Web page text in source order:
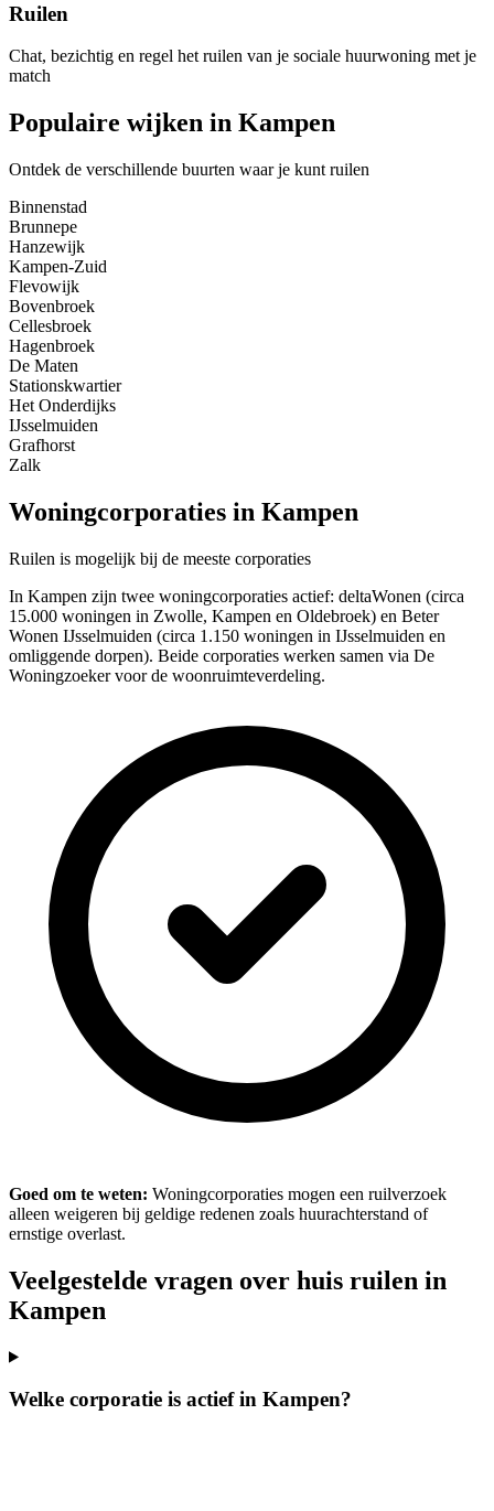
Ruilen
Chat, bezichtig en regel het ruilen van je sociale huurwoning met je
match
Populaire wijken in Kampen
Ontdek de verschillende buurten waar je kunt ruilen
Binnenstad
Brunnepe
Hanzewijk
Kampen-Zuid
Flevowijk
Bovenbroek
Cellesbroek
Hagenbroek
De Maten
Stationskwartier
Het Onderdijks
IJsselmuiden
Grafhorst
Zalk
Woningcorporaties in Kampen
Ruilen is mogelijk bij de meeste corporaties
In Kampen zijn twee woningcorporaties actief: deltaWonen (circa
15.000 woningen in Zwolle, Kampen en Oldebroek) en Beter
Wonen IJsselmuiden (circa 1.150 woningen in IJsselmuiden en
omliggende dorpen). Beide corporaties werken samen via De
Woningzoeker voor de woonruimteverdeling.
Goed om te weten: Woningcorporaties mogen een ruilverzoek
alleen weigeren bij geldige redenen zoals huurachterstand of
ernstige overlast.
Veelgestelde vragen over huis ruilen in
Kampen
Welke corporatie is actief in Kampen?